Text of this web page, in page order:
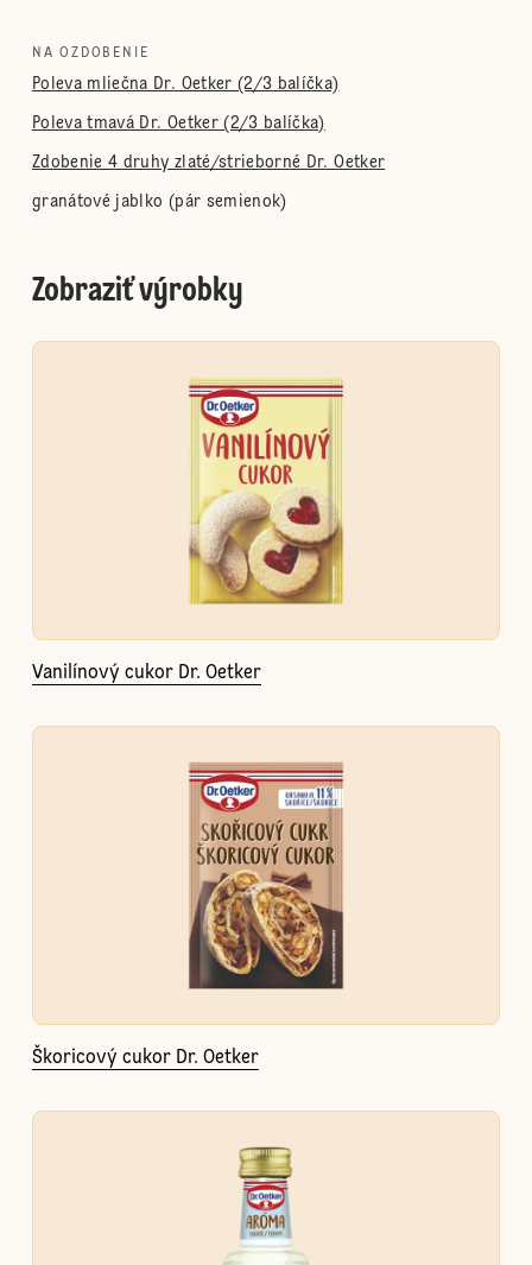
NA OZDOBENIE
Poleva mliečna Dr. Oetker (2/3 balíčka)
Poleva tmavá Dr. Oetker (2/3 balíčka)
Zdobenie 4 druhy zlaté/strieborné Dr. Oetker
granátové jablko (pár semienok)
Zobraziť výrobky
Vanilínový cukor Dr. Oetker
Škoricový cukor Dr. Oetker